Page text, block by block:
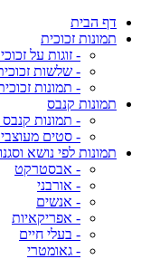
דף הבית
תמונות זכוכית
- זוגות על
- שלשות
- תמונות
תמונות קנבס
- תמונות
- סטים
תמונות לפי נושא
- אבסטרקט
- אורבני
- אנשים
- אפריקאיות
- בעלי חיים
- גאומטרי